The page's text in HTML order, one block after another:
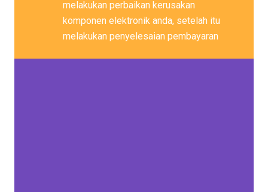
melakukan perbaikan kerusakan
komponen elektronik anda, setelah itu
melakukan penyelesaian pembayaran